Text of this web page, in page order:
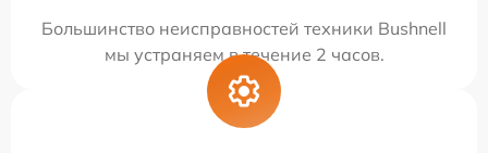
Большинство неисправностей техники Bushnell
мы устраняем в течение 2 часов.